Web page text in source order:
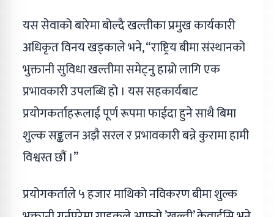
यस सेवाको बारेमा बोल्दै खल्तीका प्रमुख कार्यकारी
अधिकृत विनय खड्काले भने, “राष्ट्रिय बीमा संस्थानको
भुक्तानी सुविधा खल्तीमा समेट्नु हाम्रो लागि एक
प्रभावकारी उपलब्धि हो । यस सहकार्यबाट
प्रयोगकर्ताहरूलाई पूर्ण रूपमा फाईदा हुने साथै बिमा
शुल्क सङ्कलन अझै सरल र प्रभावकारी बन्ने कुरामा हामी
विश्वस्त छौं ।”
प्रयोगकर्ताले ५ हजार माथिको नविकरण बीमा शुल्क